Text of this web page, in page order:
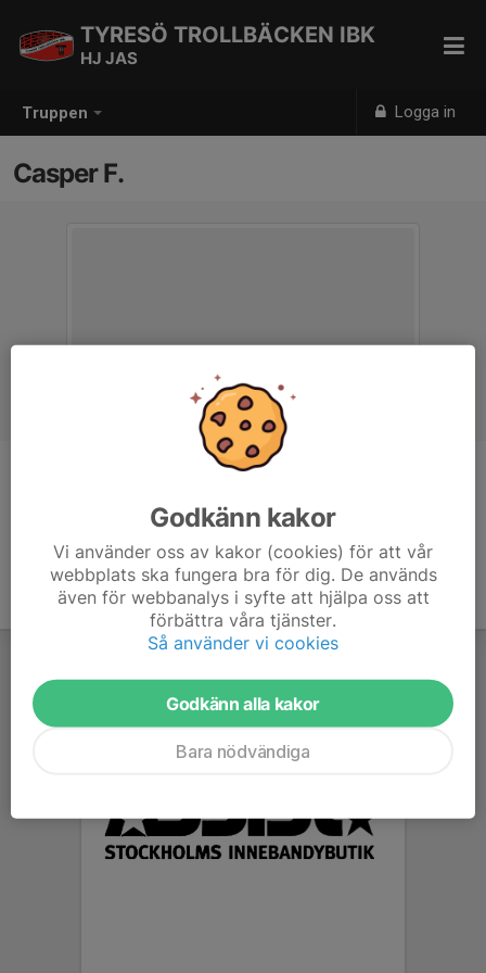
Truppen Logga in
TYRESÖ TROLLBÄCKEN IBK
HJ JAS
Casper F.
Godkänn kakor
Vi använder oss av kakor (cookies) för att vår
webbplats ska fungera bra för dig. De används
även för webbanalys i syfte att hjälpa oss att
förbättra våra tjänster.
Så använder vi cookies
Godkänn alla kakor
Bara nödvändiga